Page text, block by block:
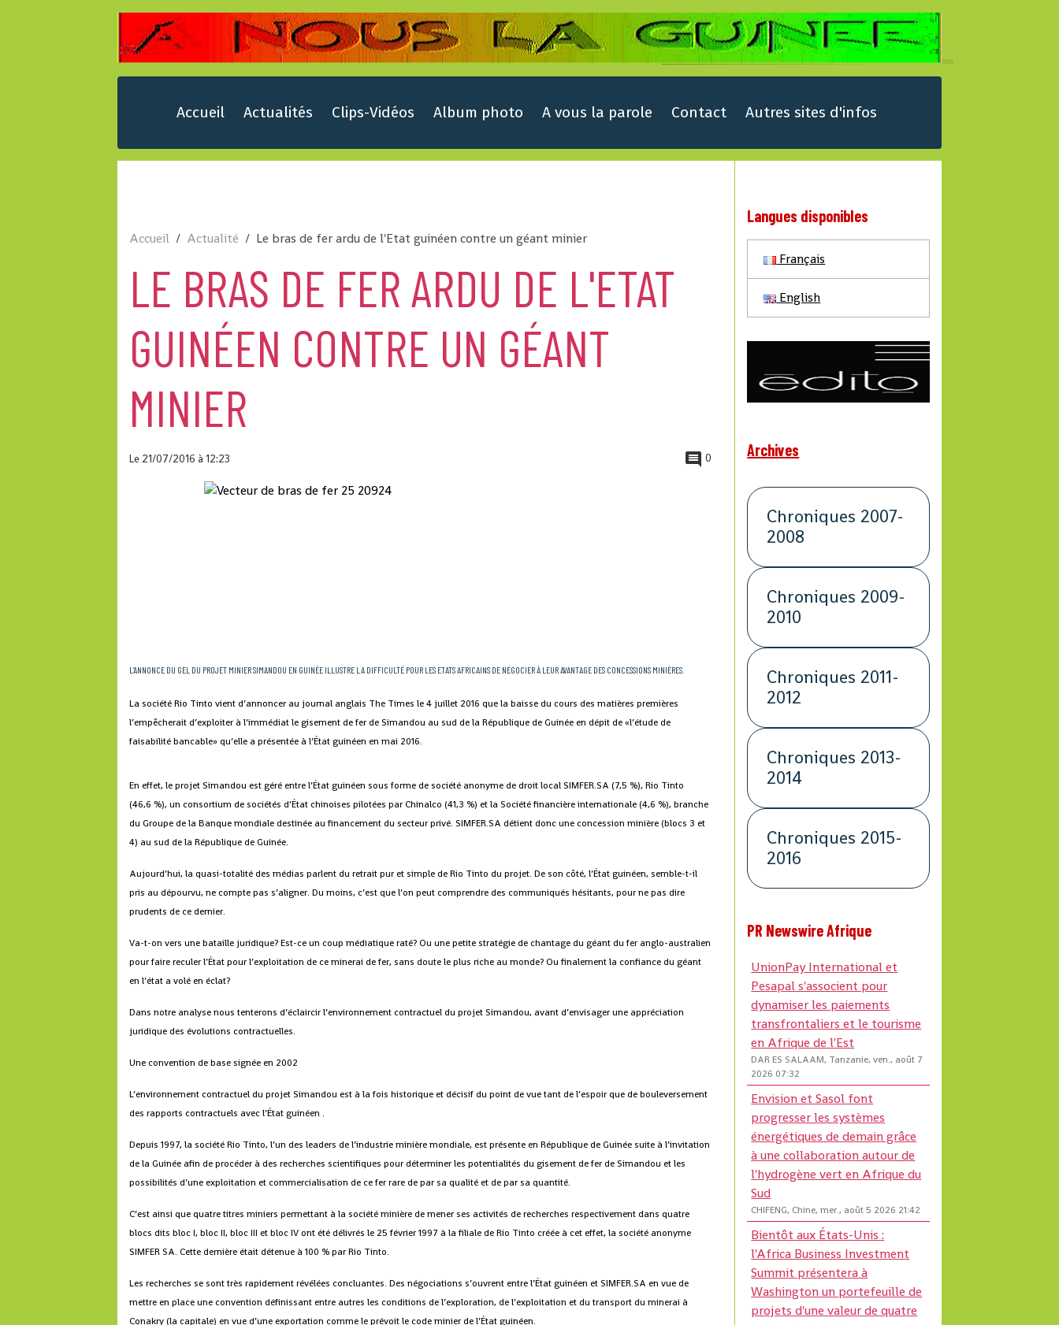
Accueil Actualités Clips-Vidéos Album photo A vous la parole Contact Autres sites d'infos
Accueil Actualité Le bras de fer ardu de l'Etat guinéen contre un géant minier
LE BRAS DE FER ARDU DE L'ETAT
GUINÉEN CONTRE UN GÉANT
MINIER
Le 21/07/2016à 12:23 0
L’ANNONCE DU GEL DU PROJET MINIER SIMANDOU EN GUINÉE ILLUSTRE LA DIFFICULTÉ POUR LES ETATS AFRICAINS DE NÉGOCIER À LEUR AVANTAGE DES CONCESSIONS MINIÈRES.
La société Rio Tinto vient d’annoncer au journal anglais The Times le 4 juillet 2016 que la baisse du cours des matières premières
l’empêcherait d’exploiter à l’immédiat le gisement de fer de Simandou au sud de la République de Guinée en dépit de «l’étude de
faisabilité bancable» qu’elle a présentée à l’État guinéen en mai 2016.
En effet, le projet Simandou est géré entre l’État guinéen sous forme de société anonyme de droit local SIMFER.SA (7,5 %), Rio Tinto
(46,6 %), un consortium de sociétés d’État chinoises pilotées par Chinalco (41,3 %) et la Société financière internationale (4,6 %), branche
du Groupe de la Banque mondiale destinée au financement du secteur privé. SIMFER.SA détient donc une concession minière (blocs 3 et
4) au sud de la République de Guinée.
Aujourd’hui, la quasi-totalité des médias parlent du retrait pur et simple de Rio Tinto du projet. De son côté, l’État guinéen, semble-t-il
pris au dépourvu, ne compte pas s’aligner. Du moins, c’est que l’on peut comprendre des communiqués hésitants, pour ne pas dire
prudents de ce dernier.
Va-t-on vers une bataille juridique? Est-ce un coup médiatique raté? Ou une petite stratégie de chantage du géant du fer anglo-australien
pour faire reculer l’État pour l’exploitation de ce minerai de fer, sans doute le plus riche au monde? Ou finalement la confiance du géant
en l’état a volé en éclat?
Dans notre analyse nous tenterons d’éclaircir l’environnement contractuel du projet Simandou, avant d’envisager une appréciation
juridique des évolutions contractuelles.
Une convention de base signée en 2002
L’environnement contractuel du projet Simandou est à la fois historique et décisif du point de vue tant de l’espoir que de bouleversement
des rapports contractuels avec l’État guinéen .
Depuis 1997, la société Rio Tinto, l’un des leaders de l’industrie minière mondiale, est présente en République de Guinée suite à l’invitation
de la Guinée afin de procéder à des recherches scientifiques pour déterminer les potentialités du gisement de fer de Simandou et les
possibilités d’une exploitation et commercialisation de ce fer rare de par sa qualité et de par sa quantité.
C’est ainsi que quatre titres miniers permettant à la société minière de mener ses activités de recherches respectivement dans quatre
blocs dits bloc I, bloc II, bloc III et bloc IV ont été délivrés le 25 février 1997 à la filiale de Rio Tinto créée à cet effet, la société anonyme
SIMFER SA. Cette dernière était détenue à 100 % par Rio Tinto.
Les recherches se sont très rapidement révélées concluantes. Des négociations s’ouvrent entre l’État guinéen et SIMFER.SA en vue de
mettre en place une convention définissant entre autres les conditions de l’exploration, de l’exploitation et du transport du minerai à
Conakry (la capitale) en vue d’une exportation comme le prévoit le code minier de l’État guinéen.
Langues disponibles
Français
English
Archives
Chroniques 2007-
2008
Chroniques 2009-
2010
Chroniques 2011-
2012
Chroniques 2013-
2014
Chroniques 2015-
2016
PR Newswire Afrique
UnionPay International et
Pesapal s'associent pour
dynamiser les paiements
transfrontaliers et le tourisme
en Afrique de l'Est
DAR ES SALAAM, Tanzanie, ven., août 7
2026 07:32
Envision et Sasol font
progresser les systèmes
énergétiques de demain grâce
à une collaboration autour de
l'hydrogène vert en Afrique du
Sud
CHIFENG, Chine, mer., août 5 2026 21:42
Bientôt aux États-Unis :
l'Africa Business Investment
Summit présentera à
Washington un portefeuille de
projets d'une valeur de quatre